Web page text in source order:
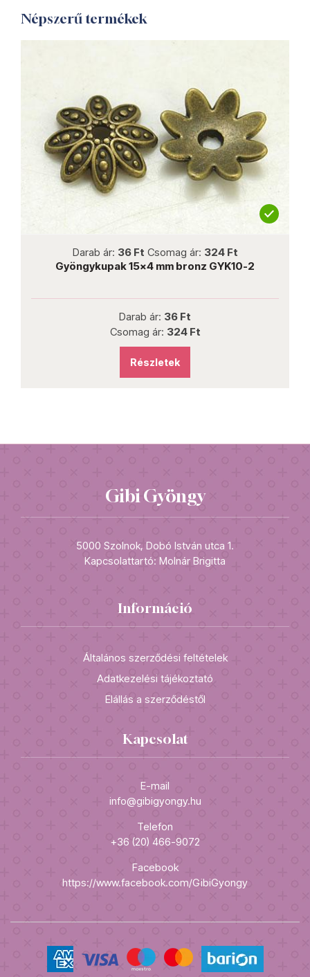
Népszerű termékek
Darab ár: 36 Ft Csomag ár: 324 Ft
Gyöngykupak 15x4 mm bronz GYK10-2
Darab ár: 36 Ft
Csomag ár: 324 Ft
Részletek
Gibi Gyöngy
5000 Szolnok, Dobó István utca 1.
Kapcsolattartó: Molnár Brigitta
Információ
Általános szerződési feltételek
Adatkezelési tájékoztató
Elállás a szerződéstől
Kapcsolat
E-mail
info@gibigyongy.hu
Telefon
+36 (20) 466-9072
Facebook
https://www.facebook.com/GibiGyongy